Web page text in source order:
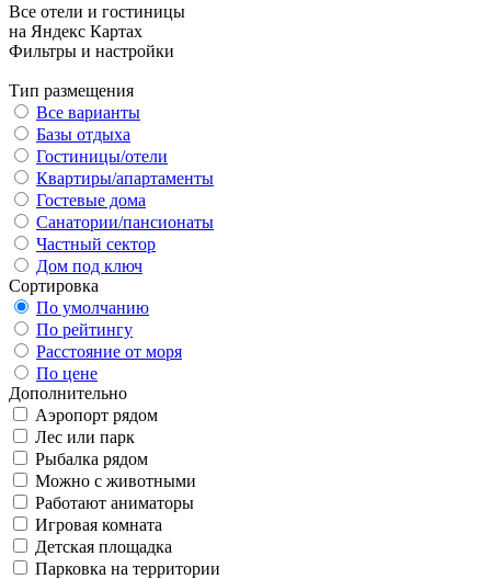
Все отели и гостиницы
на Яндекс Картах
Фильтры и настройки
Тип размещения
Все варианты
Базы отдыха
Гостиницы/отели
Квартиры/апартаменты
Гостевые дома
Санатории/пансионаты
Частный сектор
Дом под ключ
Сортировка
По умолчанию
По рейтингу
Расстояние от моря
По цене
Дополнительно
Аэропорт рядом
Лес или парк
Рыбалка рядом
Можно с животными
Работают аниматоры
Игровая комната
Детская площадка
Парковка на территории